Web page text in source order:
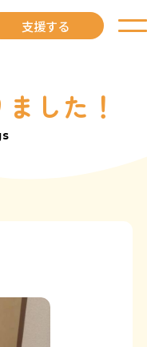
した
支援する
した！